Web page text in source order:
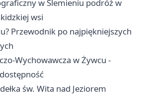
w Ślemieniu podróż w
wsi
Przewodnik po najpiękniejszych
Wychowawcza w Żywcu -
św. Wita nad Jeziorem